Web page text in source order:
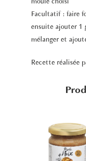
moule choisi
Facultatif : faire
ensuite ajouter 1
mélanger et
Recette réalisée